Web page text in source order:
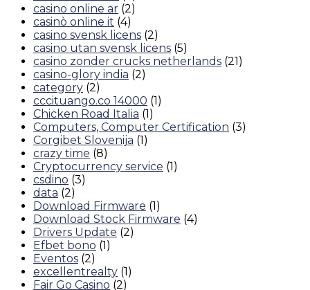
casino online ar (2)
casinò online it (4)
casino svensk licens (2)
casino utan svensk licens (5)
casino zonder crucks netherlands (21)
casino-glory india (2)
category (2)
cccituango.co 14000 (1)
Chicken Road Italia (1)
Computers, Computer Certification (3)
Corgibet Slovenija (1)
crazy time (8)
Cryptocurrency service (1)
csdino (3)
data (2)
Download Firmware (1)
Download Stock Firmware (4)
Drivers Update (2)
Efbet bono (1)
Eventos (2)
excellentrealty (1)
Fair Go Casino (2)